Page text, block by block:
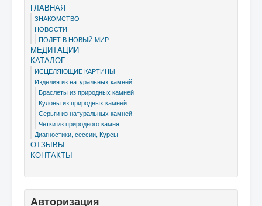
ГЛАВНАЯ
ЗНАКОМСТВО
НОВОСТИ
ПОЛЕТ В НОВЫЙ МИР
МЕДИТАЦИИ
КАТАЛОГ
ИСЦЕЛЯЮЩИЕ КАРТИНЫ
Изделия из натуральных камней
Браслеты из природных камней
Кулоны из природных камней
Серьги из натуральных камней
Четки из природного камня
Диагностики, сессии, Курсы
ОТЗЫВЫ
КОНТАКТЫ
Авторизация